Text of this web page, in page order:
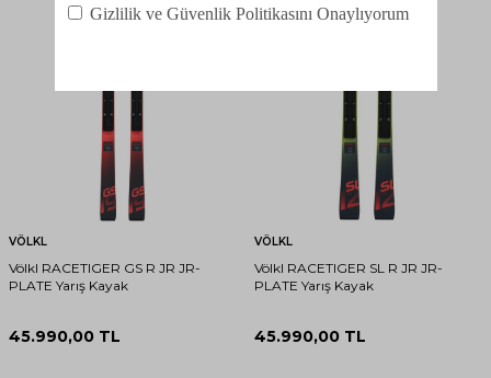
VÖLKL
Völkl RACETIGER GS R JR JR-
PLATE Yarış Kayak
45.990,00 TL
VÖLKL
Völkl RACETIGER SL R JR JR-
PLATE Yarış Kayak
45.990,00 TL